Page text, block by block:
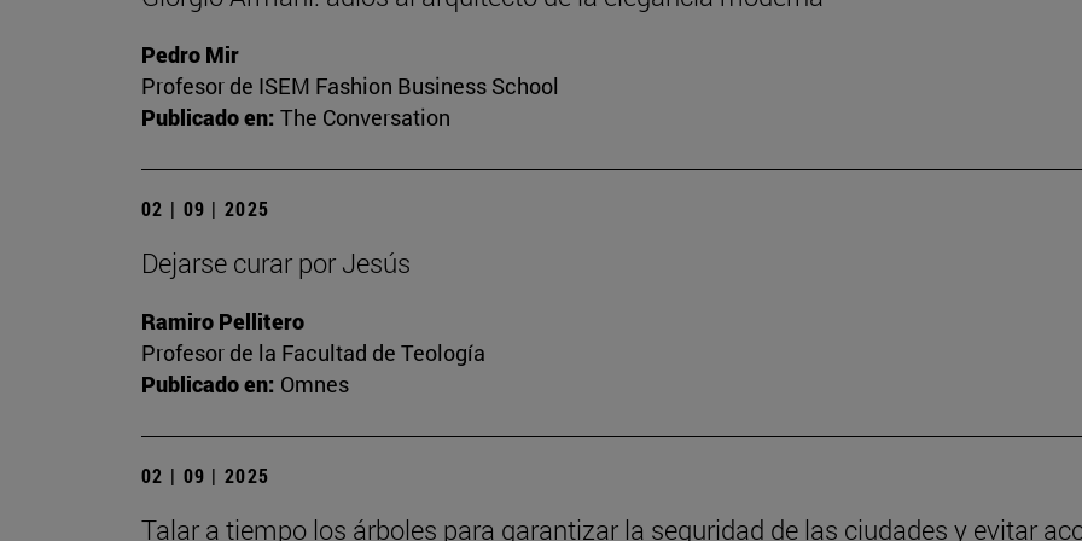
Pedro Mir
Profesor de ISEM Fashion Business School
Publicado en: The Conversation
02 | 09 | 2025
Dejarse curar por Jesús
Ramiro Pellitero
Profesor de la Facultad de Teología
Publicado en: Omnes
02 | 09 | 2025
Talar a tiempo los árboles para garantizar la seguridad de las ciudades y evitar